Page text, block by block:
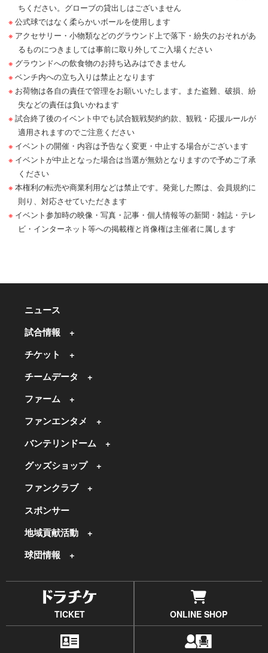
ちください。グローブの貸出しはございません
公式球ではなく柔らかいボールを使用します
アクセサリー・小物類などのグラウンド上で落下・紛失のおそれがあ
るものにつきましては事前に取り外してご入場ください
グラウンドへの飲食物のお持ち込みはできません
ベンチ内への立ち入りは禁止となります
お荷物は各自の責任で管理をお願いいたします。また盗難、破損、紛
失などの責任は負いかねます
試合終了後のイベント中でも試合観戦契約約款、観戦・応援ルールが
適用されますのでご注意ください
イベントの開催・内容は予告なく変更・中止する場合がございます
イベントが中止となった場合は当選が無効となりますので予めご了承
ください
本権利の転売や商業利用などは禁止です。発覚した際は、会員規約に
則り、対応させていただきます
イベント参加時の映像・写真・記事・個人情報等の新聞・雑誌・テレ
ビ・インターネット等への掲載権と肖像権は主催者に属します
ニュース
試合情報
チケット
チームデータ
ファーム
ファンエンタメ
バンテリンドーム
グッズショップ
ファンクラブ
スポンサー
地域貢献活動
球団情報
TICKET ONLINE SHOP